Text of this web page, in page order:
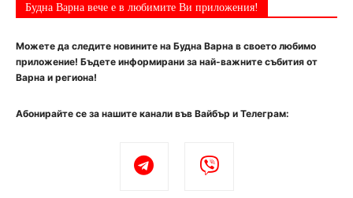
Будна Варна вече е в любимите Ви приложения!
Можете да следите новините на Будна Варна в своето любимо
приложение! Бъдете информирани за най-важните събития от
Варна и региона!
Абонирайте се за нашите канали във Вайбър и Телеграм: